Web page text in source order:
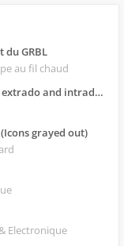
du GRBL
au fil chaud
and intrado?
grayed out)
Electronique